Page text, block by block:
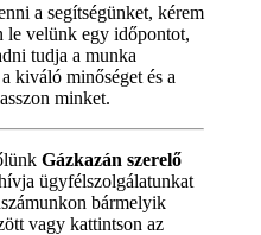
a segítségünket, kérem
le velünk egy időpontot,
tudja a munka
kiváló minőséget és a
minket.
Gázkazán szerelő
ügyfélszolgálatunkat
bármelyik
vagy kattintson az